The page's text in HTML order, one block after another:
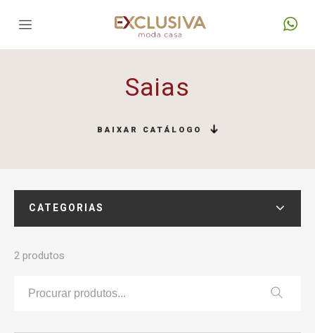
Saias
BAIXAR CATÁLOGO
CATEGORIAS
2 produtos